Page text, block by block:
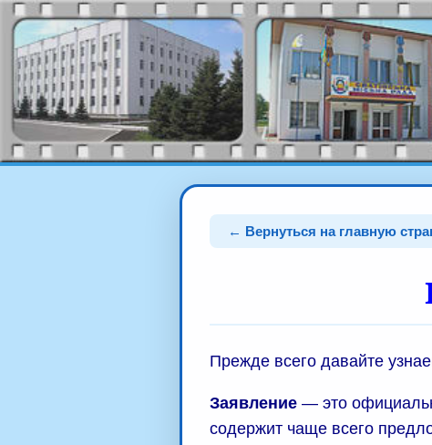
← Вернуться на главную
Прежде всего давайте
Заявление — это
содержит чаще всего